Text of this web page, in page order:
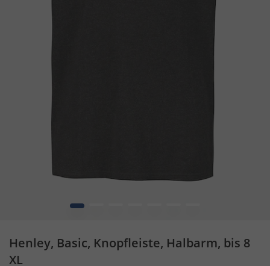
1
Henley, Basic, Knopfleiste, Halbarm, bis 8
XL